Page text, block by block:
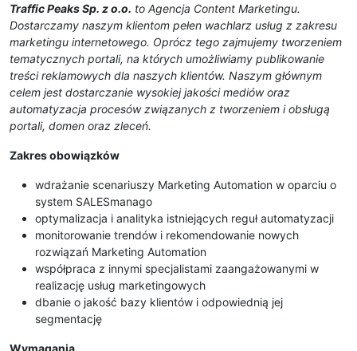
Traffic Peaks Sp. z o.o. to Agencja Content Marketingu.
Dostarczamy naszym klientom pełen wachlarz usług z zakresu
marketingu internetowego. Oprócz tego zajmujemy tworzeniem
tematycznych portali, na których umożliwiamy publikowanie
treści reklamowych dla naszych klientów. Naszym głównym
celem jest dostarczanie wysokiej jakości mediów oraz
automatyzacja procesów związanych z tworzeniem i obsługą
portali, domen oraz zleceń.
Zakres obowiązków
wdrażanie scenariuszy Marketing Automation w oparciu o
system SALESmanago
optymalizacja i analityka istniejących reguł automatyzacji
monitorowanie trendów i rekomendowanie nowych
rozwiązań Marketing Automation
współpraca z innymi specjalistami zaangażowanymi w
realizację usług marketingowych
dbanie o jakość bazy klientów i odpowiednią jej
segmentację